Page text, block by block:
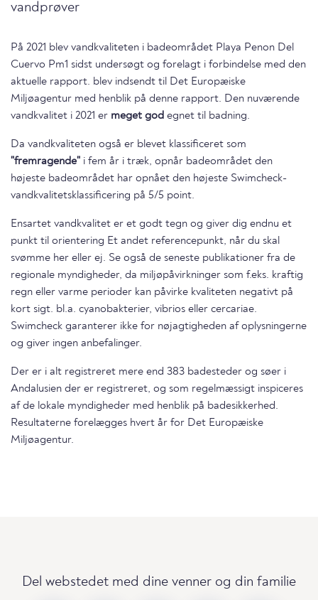
vandprøver
På 2021 blev vandkvaliteten i badeområdet Playa Penon Del
Cuervo Pm1 sidst undersøgt og forelagt i forbindelse med den
aktuelle rapport. blev indsendt til Det Europæiske
Miljøagentur med henblik på denne rapport. Den nuværende
vandkvalitet i 2021 er meget god egnet til badning.
Da vandkvaliteten også er blevet klassificeret som
"fremragende" i fem år i træk, opnår badeområdet den
højeste badeområdet har opnået den højeste Swimcheck-
vandkvalitetsklassificering på 5/5 point.
Ensartet vandkvalitet er et godt tegn og giver dig endnu et
punkt til orientering Et andet referencepunkt, når du skal
svømme her eller ej. Se også de seneste publikationer fra de
regionale myndigheder, da miljøpåvirkninger som f.eks. kraftig
regn eller varme perioder kan påvirke kvaliteten negativt på
kort sigt. bl.a. cyanobakterier, vibrios eller cercariae.
Swimcheck garanterer ikke for nøjagtigheden af oplysningerne
og giver ingen anbefalinger.
Der er i alt registreret mere end 383 badesteder og søer i
Andalusien der er registreret, og som regelmæssigt inspiceres
af de lokale myndigheder med henblik på badesikkerhed.
Resultaterne forelægges hvert år for Det Europæiske
Miljøagentur.
Del webstedet med dine venner og din familie